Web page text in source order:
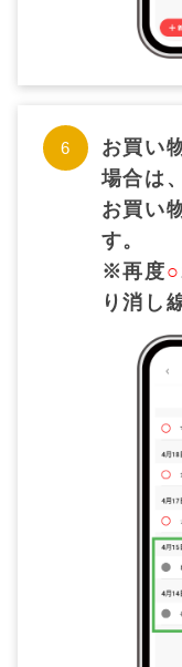
お買い
場合は、
お買い
す。
※再度○
り消し